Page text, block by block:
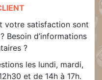
votre satisfaction sont
Besoin d’informations
?
les lundi, mardi,
et de 14h à 17h.